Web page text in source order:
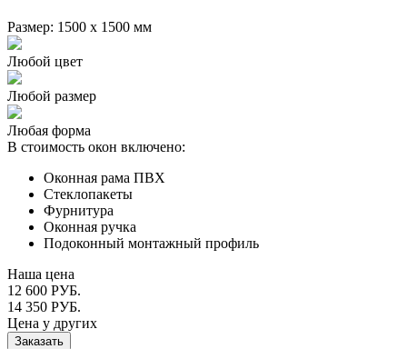
Размер: 1500 х 1500 мм
Любой цвет
Любой размер
Любая форма
В стоимость окон включено:
Оконная рама ПВХ
Стеклопакеты
Фурнитура
Оконная ручка
Подоконный монтажный профиль
Наша цена
12 600 РУБ.
14 350 РУБ.
Цена у других
Заказать